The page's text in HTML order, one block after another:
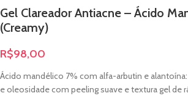
Gel Clareador Antiacne – Ácido
(Creamy)
R$98,00
Ácido mandélico 7% com alfa-arbutin e
e oleosidade com peeling suave e textura gel de